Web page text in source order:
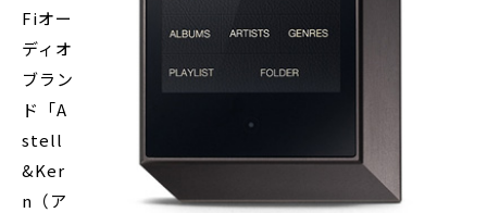
Fiオー
ディオ
ブラン
ド「A
stell
&Ker
n（ア